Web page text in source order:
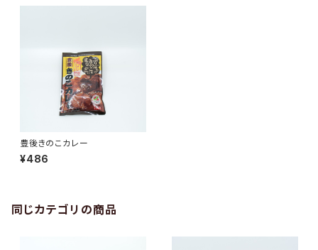
豊後きのこカレー
¥486
同じカテゴリの商品